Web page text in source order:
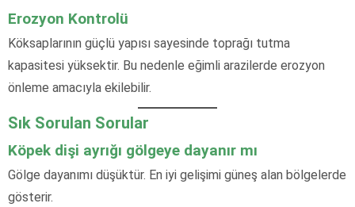
Erozyon Kontrolü
Köksaplarının güçlü yapısı sayesinde toprağı tutma
kapasitesi yüksektir. Bu nedenle eğimli arazilerde erozyon
önleme amacıyla ekilebilir.
Sık Sorulan Sorular
Köpek dişi ayrığı gölgeye dayanır mı
Gölge dayanımı düşüktür. En iyi gelişimi güneş alan bölgelerde
gösterir.